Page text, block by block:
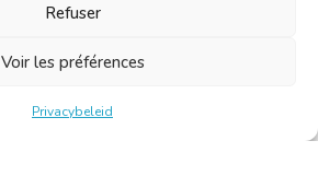
Refuser
Voir les préférences
Privacybeleid